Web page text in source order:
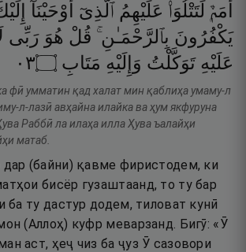
أُمَمٌۭ لِّتَتْلُوَا۟ عَلَيْهِمُ ٱلَّذِىٓ أَوْحَيْنَآ
يَكْفُرُونَ بِٱلرَّحْمَـٰنِ ۚ قُلْ هُوَ رَبِّى
عَلَيْهِ تَوَكَّلْتُ وَإِلَيْهِ مَتَابِ ۝٣٠
фӣ умматин қад халат мин қаблиҳа умаму-л
л-лазӣ авҳайна илайка ва ҳум якфуруна
Раббӣ ла илаҳа илла Ҳува ъалайҳи
матаб.
дар (байни) қавме фиристодем, ки
бисёр гузаштаанд, то ту бар
ба ту дастур додем, тиловат кунӣ
(Аллоҳ) куфр меварзанд. Бигӯ: «Ӯ
аст, ҳеҷ чиз ба ҷуз Ӯ сазовори